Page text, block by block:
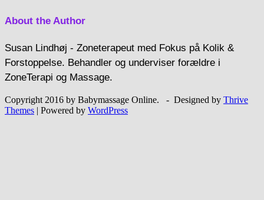
About the Author
Susan Lindhøj - Zoneterapeut med Fokus på Kolik &
Forstoppelse. Behandler og underviser forældre i
ZoneTerapi og Massage.
Copyright 2016 by Babymassage Online. - Designed by Thrive
Themes | Powered by WordPress